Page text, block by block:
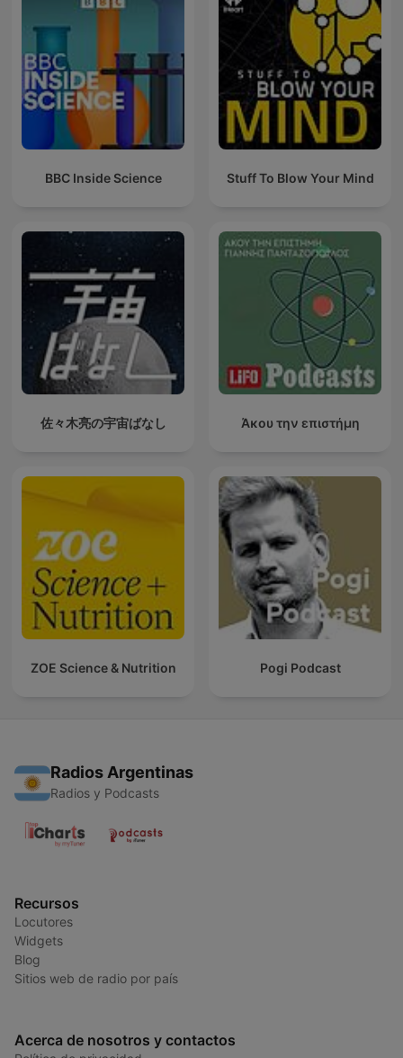
BBC Inside Science Stuff To Blow Your Mind
佐々木亮の宇宙ばなし Άκου την επιστήμη
ZOE Science & Nutrition Pogi Podcast
Radios Argentinas
Radios y Podcasts
Recursos
Locutores
Widgets
Blog
Sitios web de radio por país
Acerca de nosotros y contactos